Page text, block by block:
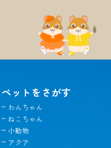
ペットをさがす
わんちゃん
ねこちゃん
小動物
アクア